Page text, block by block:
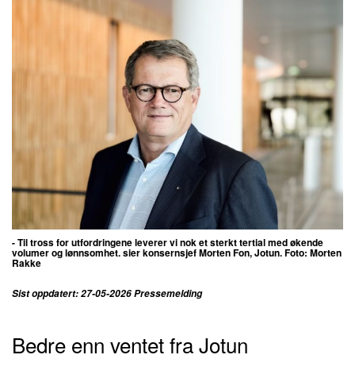
- Til tross for utfordringene leverer vi nok et sterkt tertial med økende
volumer og lønnsomhet. sier konsernsjef Morten Fon, Jotun. Foto: Morten
Rakke
Sist oppdatert: 27-05-2026 Pressemelding
Bedre enn ventet fra Jotun